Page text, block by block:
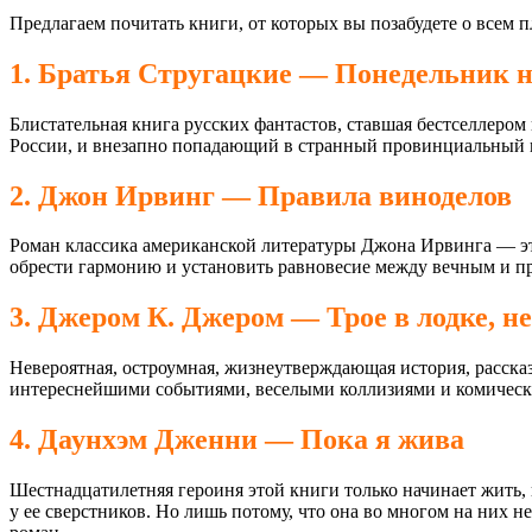
Предлагаем почитать книги, от которых вы позабудете о всем
1. Братья Стругацкие — Понедельник
Блистательная книга русских фантастов, ставшая
России, и внезапно попадающий в странный провинциальный
2. Джон Ирвинг — Правила виноделов
Роман классика американской литературы Джона Ирвинга —
обрести гармонию и установить равновесие между вечным и
3. Джером К. Джером — Трое в лодке, не
Невероятная, остроумная, жизнеутверждающая история,
интереснейшими событиями, веселыми коллизиями и
4. Даунхэм Дженни — Пока я жива
Шестнадцатилетняя героиня этой книги только начинает
у ее сверстников. Но лишь потому, что она во многом на них